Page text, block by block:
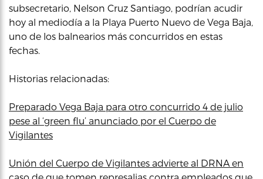
subsecretario, Nelson Cruz Santiago, podrían acudir
hoy al mediodía a la Playa Puerto Nuevo de Vega Baja,
uno de los balnearios más concurridos en estas
fechas.
Historias relacionadas:
Preparado Vega Baja para otro concurrido 4 de julio
pese al ‘green flu’ anunciado por el Cuerpo de
Vigilantes
Unión del Cuerpo de Vigilantes advierte al DRNA en
caso de que tomen represalias contra empleados que